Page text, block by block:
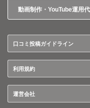
動画制作・YouTube運用
口コミ投稿ガイドライン
利用規約
運営会社